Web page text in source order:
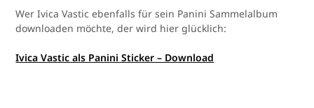
Wer Ivica Vastic ebenfalls für sein Panini Sammelalbum
downloaden möchte, der wird hier glücklich:
Ivica Vastic als Panini Sticker – Download